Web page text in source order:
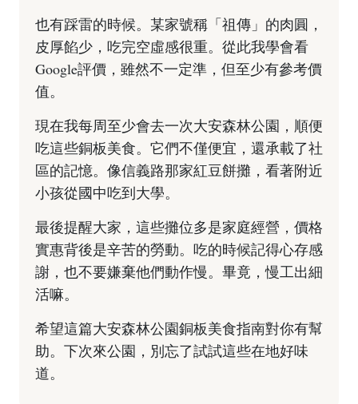
也有踩雷的時候。某家號稱「祖傳」的肉圓，
皮厚餡少，吃完空虛感很重。從此我學會看
Google評價，雖然不一定準，但至少有參考價
值。
現在我每周至少會去一次大安森林公園，順便
吃這些銅板美食。它們不僅便宜，還承載了社
區的記憶。像信義路那家紅豆餅攤，看著附近
小孩從國中吃到大學。
最後提醒大家，這些攤位多是家庭經營，價格
實惠背後是辛苦的勞動。吃的時候記得心存感
謝，也不要嫌棄他們動作慢。畢竟，慢工出細
活嘛。
希望這篇大安森林公園銅板美食指南對你有幫
助。下次來公園，別忘了試試這些在地好味
道。